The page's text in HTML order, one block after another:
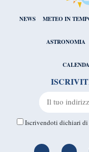
NEWS METEO IN
ASTRONOMIA
Iscrivendoti dichiari di